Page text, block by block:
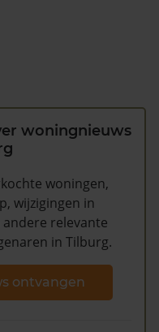
woningnieuws
woningen,
wijzigingen in
relevante
in Tilburg.
ontvangen